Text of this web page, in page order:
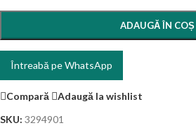
ADAUGĂ ÎN COȘ
Întreabă pe WhatsApp
Compară
Adaugă la wishlist
SKU: 3294901